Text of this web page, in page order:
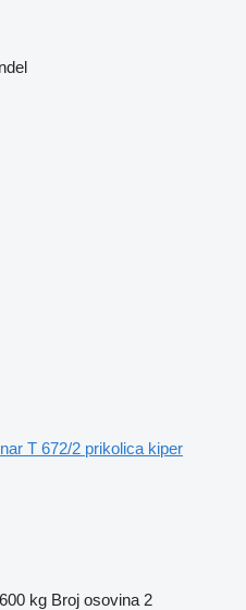
T 672/2 prikolica kiper
kg Broj osovina 2